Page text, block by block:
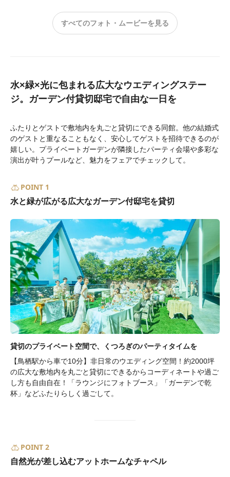
すべてのフォト・ムービーを見る
水×緑×光に包まれる広大なウエディングステー
ジ。ガーデン付貸切邸宅で自由な一日を
ふたりとゲストで敷地内を丸ごと貸切にできる同館。他の結婚式
のゲストと重なることもなく、安心してゲストを招待できるのが
嬉しい。プライベートガーデンが隣接したパーティ会場や多彩な
演出が叶うプールなど、魅力をフェアでチェックして。
POINT 1
水と緑が広がる広大なガーデン付邸宅を貸切
貸切のプライベート空間で、くつろぎのパーティタイムを
【鳥栖駅から車で10分】非日常のウエディング空間！約2000坪
の広大な敷地内を丸ごと貸切にできるからコーディネートや過ご
し方も自由自在！「ラウンジにフォトブース」「ガーデンで乾
杯」などふたりらしく過ごして。
POINT 2
自然光が差し込むアットホームなチャペル